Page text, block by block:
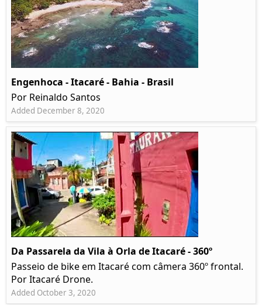
Engenhoca - Itacaré - Bahia - Brasil
Por Reinaldo Santos
Added December 8, 2020
Da Passarela da Vila à Orla de Itacaré - 360º
Passeio de bike em Itacaré com câmera 360º frontal.
Por Itacaré Drone.
Added October 3, 2020